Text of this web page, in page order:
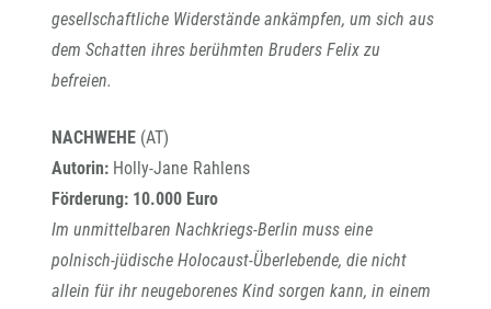
gesellschaftliche Widerstände ankämpfen, um sich aus
dem Schatten ihres berühmten Bruders Felix zu
befreien.
NACHWEHE (AT)
Autorin: Holly-Jane Rahlens
Förderung: 10.000 Euro
Im unmittelbaren Nachkriegs-Berlin muss eine
polnisch-jüdische Holocaust-Überlebende, die nicht
allein für ihr neugeborenes Kind sorgen kann, in einem